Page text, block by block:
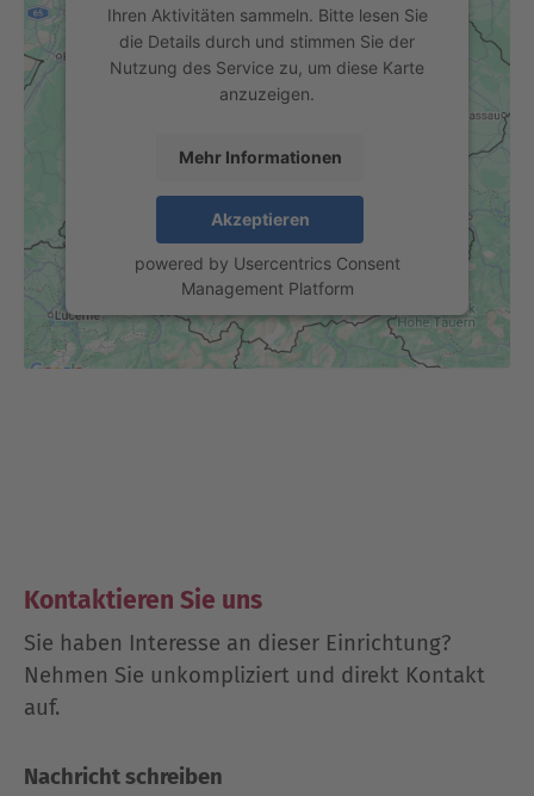
Ihren Aktivitäten sammeln. Bitte lesen Sie
die Details durch und stimmen Sie der
Nutzung des Service zu, um diese Karte
anzuzeigen.
Mehr Informationen
Akzeptieren
powered by Usercentrics Consent
Management Platform
Kontaktieren Sie uns
Sie haben Interesse an dieser Einrichtung?
Nehmen Sie unkompliziert und direkt Kontakt
auf.
Nachricht schreiben